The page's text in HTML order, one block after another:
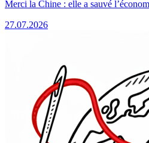
Merci la Chine : elle a sauvé
27.07.2026